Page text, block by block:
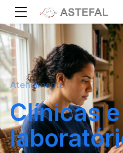
Atendimento
Clínicas e